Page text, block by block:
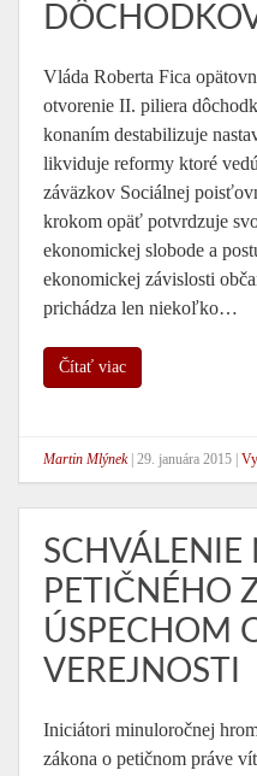
Vláda Roberta Fica
otvorenie II. piliera
konaním destabilizuje
likviduje reformy ktoré
záväzkov Sociálnej
krokom opäť potvrdzuje
ekonomickej slobode a
ekonomickej závislosti
prichádza len niekoľko…
Čítať viac
Martin Mlýnek| 29. januára 2015
SCHVÁLENIE
PETIČNÉHO
ÚSPECHOM
VEREJNOSTI
Iniciátori minuloročnej
zákona o petičnom práve